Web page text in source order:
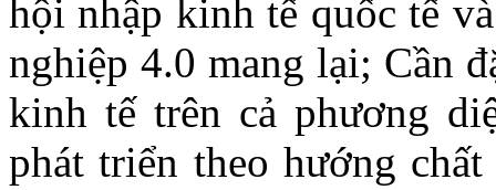
hội nhập kinh tế quốc tế
nghiệp 4.0 mang lại; Cần
kinh tế trên cả phương
phát triển theo hướng